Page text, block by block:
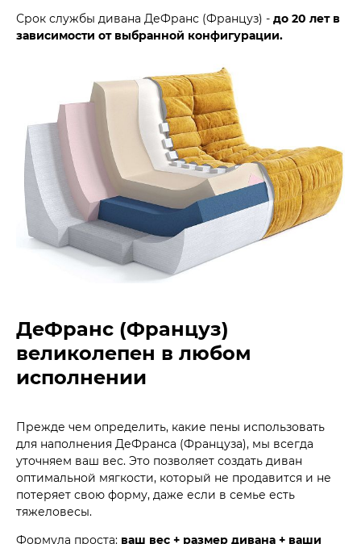
Срок службы дивана ДеФранс (Француз) - до 20 лет в
зависимости от выбранной конфигурации.
ДеФранс (Француз)
великолепен в любом
исполнении
Прежде чем определить, какие пены использовать
для наполнения ДеФранса (Француза), мы всегда
уточняем ваш вес. Это позволяет создать диван
оптимальной мягкости, который не продавится и не
потеряет свою форму, даже если в семье есть
тяжеловесы.
Формула проста: ваш вес + размер дивана + ваши